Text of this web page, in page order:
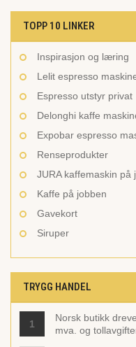
TOPP 10 LINKER
Inspirasjon og læring
Lelit espresso
Espresso utstyr privat
Delonghi kaffe
Expobar espresso
Renseprodukter
JURA kaffemaskin på
Kaffe på jobben
Gavekort
Siruper
TRYGG HANDEL
1
Norsk butikk
mva. og